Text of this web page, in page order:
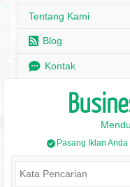
Tentang Kami
r Blog
e Kontak
/ Pasang Iklan